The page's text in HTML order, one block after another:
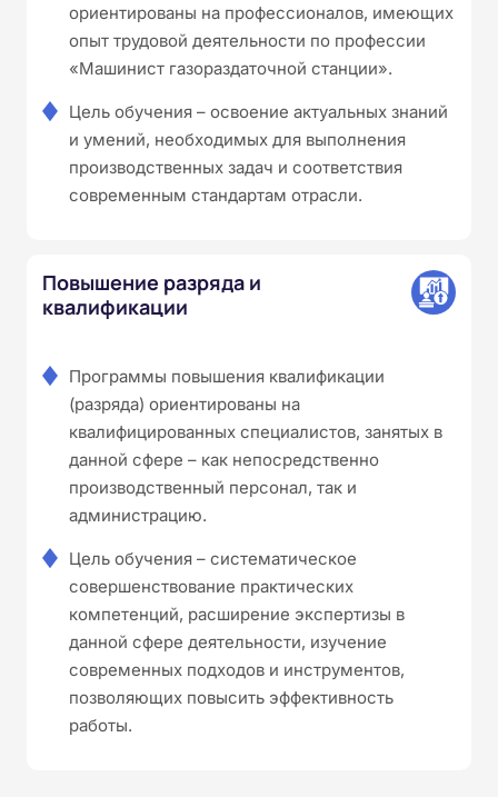
ориентированы на профессионалов, имеющих
опыт трудовой деятельности по профессии
«Машинист газораздаточной станции».
Цель обучения – освоение актуальных знаний
и умений, необходимых для выполнения
производственных задач и соответствия
современным стандартам отрасли.
Повышение разряда и
квалификации
Программы повышения квалификации
(разряда) ориентированы на
квалифицированных специалистов, занятых в
данной сфере – как непосредственно
производственный персонал, так и
администрацию.
Цель обучения – систематическое
совершенствование практических
компетенций, расширение экспертизы в
данной сфере деятельности, изучение
современных подходов и инструментов,
позволяющих повысить эффективность
работы.